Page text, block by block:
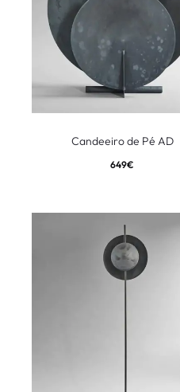
Candeeiro de Pé AD
649€